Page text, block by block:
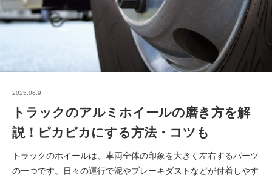
2025.06.9
トラックのアルミホイールの磨き方を解
説！ピカピカにする方法・コツも
トラックのホイールは、車両全体の印象を大きく左右するパーツ
の一つです。日々の運行で泥やブレーキダストなどが付着しやす